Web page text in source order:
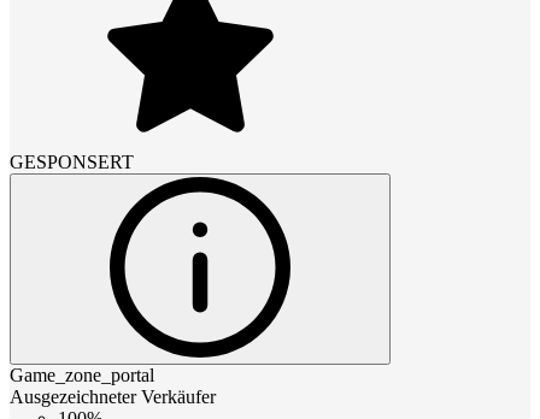
GESPONSERT
Game_zone_portal
Ausgezeichneter Verkäufer